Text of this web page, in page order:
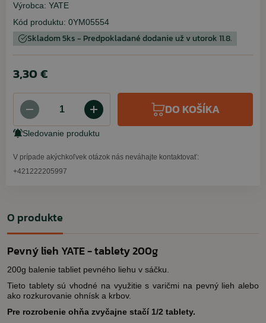
Výrobca: YATE
Kód produktu: 0YM05554
Skladom 5ks - Predpokladané dodanie už v utorok 11.8.
3,30 €
DO KOŠÍKA
Sledovanie produktu
V prípade akýchkoľvek otázok nás neváhajte kontaktovať:
+421222205997
O produkte
Pevný lieh YATE - tablety 200g
200g balenie tabliet pevného liehu v sáčku.
Tieto tablety sú vhodné na využitie s varičmi na pevný lieh alebo
ako rozkurovanie ohnísk a krbov.
Pre rozrobenie ohňa zvyčajne stačí 1/2 tablety.